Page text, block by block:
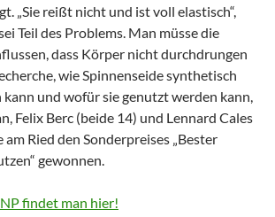
„Sie reißt nicht und ist voll elastisch“,
Teil des Problems. Man müsse die
dass Körper nicht durchdrungen
wie Spinnenseide synthetisch
und wofür sie genutzt werden kann,
Felix Berc (beide 14) und Lennard Cales
am Ried den Sonderpreises „Bester
gewonnen.
findet man hier!